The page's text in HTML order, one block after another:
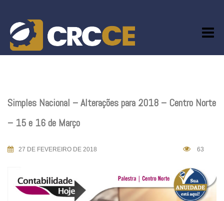
content
Simples Nacional – Alterações para 2018 – Centro Norte
– 15 e 16 de Março
27 DE FEVEREIRO DE 2018 63